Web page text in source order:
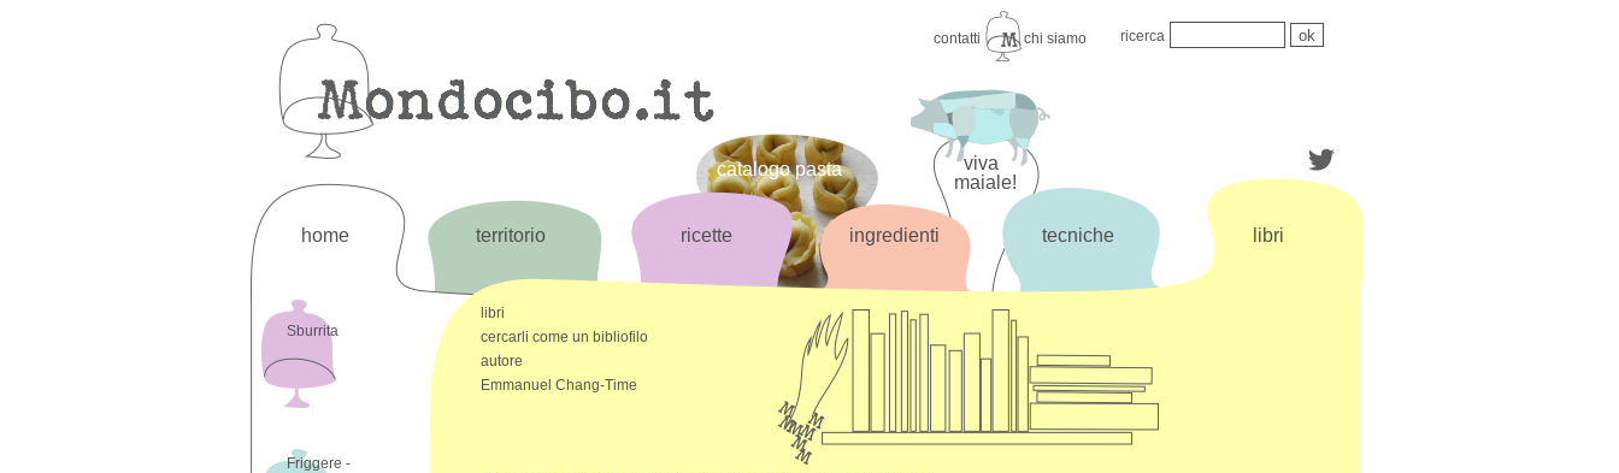
contatti chi siamo ricerca
home territorio ricette
catalogo pasta
ingredienti
viva
maiale!
tecniche libri
Sburrita
Friggere -
libri
cercarli come un bibliofilo
autore
Emmanuel Chang-Time